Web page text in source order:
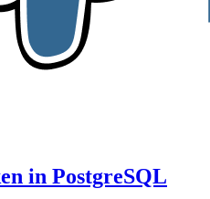
in PostgreSQL